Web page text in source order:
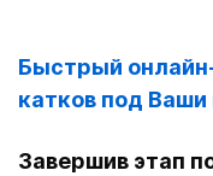
Быстрый
катков под
Завершив этап